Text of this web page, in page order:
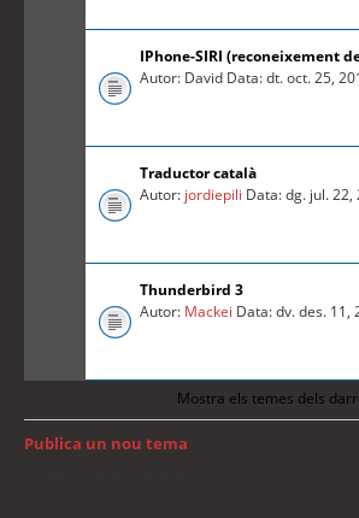
IPhone-SIRI (reconeixement
Autor: David Data: dt. oct. 25,
Traductor català
Autor: jordiepili Data: dg. jul.
Thunderbird 3
Autor: Mackei Data: dv. des. 11,
Mostra els temes dels
Publica un nou tema